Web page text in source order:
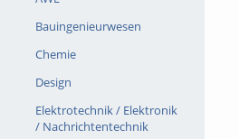
Bauingenieurwesen
Chemie
Design
Elektrotechnik / Elektronik
/ Nachrichtentechnik